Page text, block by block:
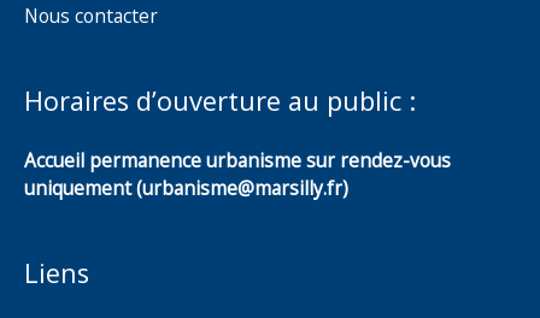
Nous contacter
Horaires d’ouverture au public :
Accueil permanence urbanisme sur rendez-vous
uniquement (urbanisme@marsilly.fr)
Liens